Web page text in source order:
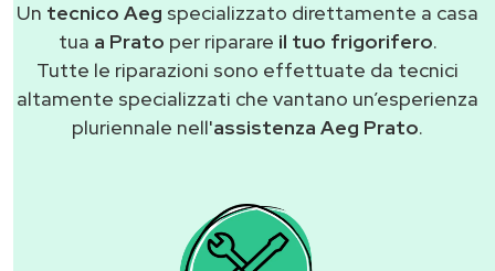
Un tecnico Aeg specializzato direttamente a casa
tua a Prato per riparare il tuo frigorifero.
Tutte le riparazioni sono effettuate da tecnici
altamente specializzati che vantano un’esperienza
pluriennale nell'assistenza Aeg Prato.